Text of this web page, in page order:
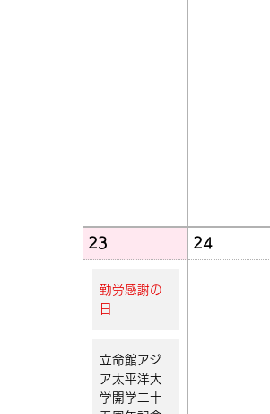
23
勤労感謝の
日
立命館アジ
ア太平洋大
学開学二十
24